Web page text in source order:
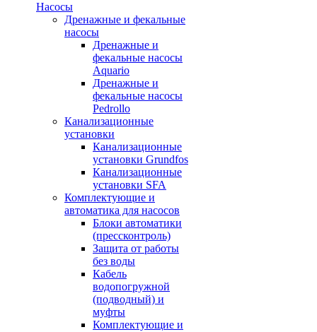
Насосы
Дренажные и фекальные
насосы
Дренажные и
фекальные насосы
Aquario
Дренажные и
фекальные насосы
Pedrollo
Канализационные
установки
Канализационные
установки Grundfos
Канализационные
установки SFA
Комплектующие и
автоматика для насосов
Блоки автоматики
(прессконтроль)
Защита от работы
без воды
Кабель
водопогружной
(подводный) и
муфты
Комплектующие и